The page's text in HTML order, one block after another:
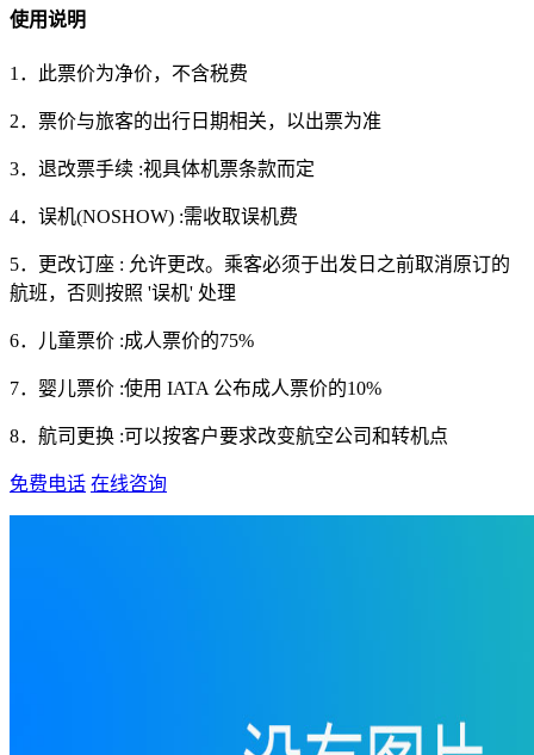
使用说明
1．此票价为净价，不含税费
2．票价与旅客的出行日期相关，以出票为准
3．退改票手续 :视具体机票条款而定
4．误机(NOSHOW) :需收取误机费
5．更改订座 : 允许更改。乘客必须于出发日之前取消原订的
航班，否则按照 '误机' 处理
6．儿童票价 :成人票价的75%
7．婴儿票价 :使用 IATA 公布成人票价的10%
8．航司更换 :可以按客户要求改变航空公司和转机点
免费电话 在线咨询